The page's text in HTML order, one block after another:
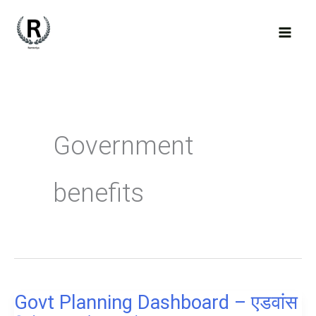
Government
benefits
Govt Planning Dashboard – एडवांस